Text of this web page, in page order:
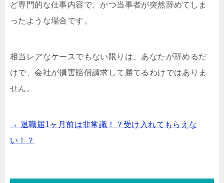
ど専門的な仕事内容で、かつ当事者が突然辞めてしま
ったような場合です。
相当レアなケースでもない限りは、あなたが辞めるだ
けで、会社が損害賠償請求して勝てるわけではありま
せん。
→ 退職届1ヶ月前は非常識！？受け入れてもらえな
い！？